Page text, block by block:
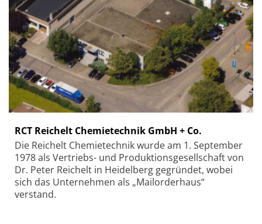
RCT Reichelt Chemietechnik GmbH + Co.
Die Reichelt Chemietechnik wurde am 1. September
1978 als Vertriebs- und Produktionsgesellschaft von
Dr. Peter Reichelt in Heidelberg gegründet, wobei
sich das Unternehmen als „Mailorderhaus“
verstand.